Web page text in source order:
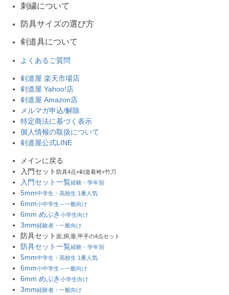
刺繍について
防具サイズの選び方
剣道具について
よくあるご質問
剣道屋 楽天市場店
剣道屋 Yahoo!店
剣道屋 Amazon店
メルマガ申込/解除
特定商法に基づく表示
個人情報の取扱について
剣道屋公式LINE
メインに戻る
入門セット 防具4点+剣道着袴+竹刀
入門セット一覧経験・学年別
5mm中学生・高校生 1番人気
6mm小中学生～一般向け
6mm めぶき 小学生向け
3mm経験者・一般向け
防具セット 面,胴,垂,甲手の4点セット
防具セット一覧経験・学年別
5mm中学生・高校生 1番人気
6mm小中学生～一般向け
6mm めぶき 小学生向け
3mm経験者・一般向け